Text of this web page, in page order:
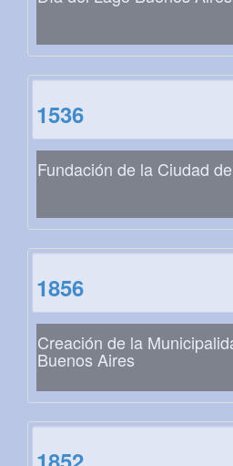
1536
Fundación de la Ciudad
1856
Creación de la
Buenos Aires